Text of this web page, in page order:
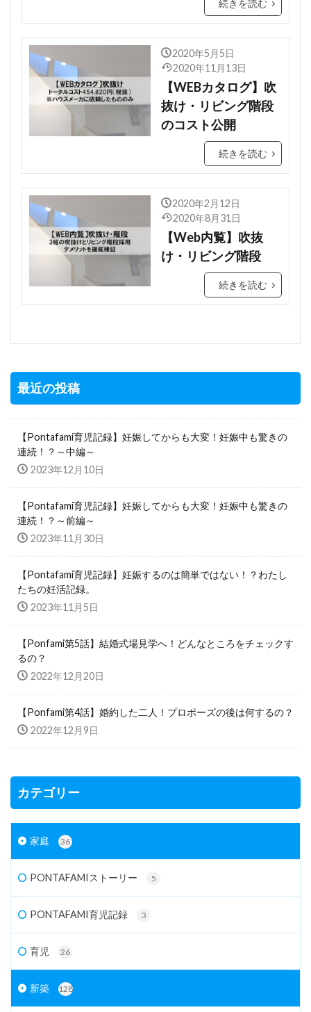
続きを読む
2020年5月5日
2020年11月13日
【WEBカタログ】吹
抜け・リビング階段
のコスト公開
続きを読む
2020年2月12日
2020年8月31日
【Web内覧】吹抜
け・リビング階段
続きを読む
最近の投稿
【Pontafami育児記録】妊娠してからも大変！妊娠中も驚きの
連続！？～中編～
2023年12月10日
【Pontafami育児記録】妊娠してからも大変！妊娠中も驚きの
連続！？～前編～
2023年11月30日
【Pontafami育児記録】妊娠するのは簡単ではない！？わたし
たちの妊活記録。
2023年11月5日
【Ponfami第5話】結婚式場見学へ！どんなところをチェックす
るの？
2022年12月20日
【Ponfami第4話】婚約した二人！プロポーズの後は何するの？
2022年12月9日
カテゴリー
家庭 36
PONTAFAMIストーリー 5
PONTAFAMI育児記録 3
育児 26
新築 128